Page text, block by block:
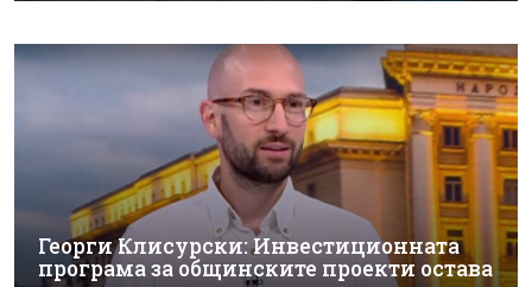
Георги Клисурски: Инвестиционната
програма за общинските проекти остава